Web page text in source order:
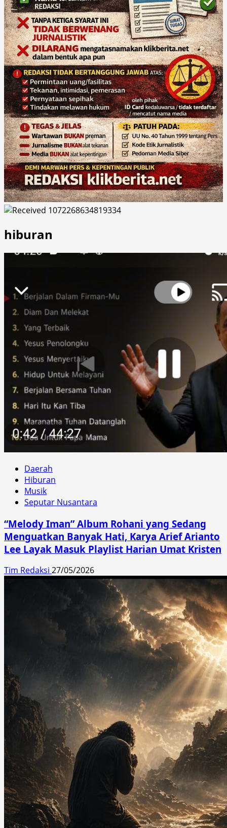
hiburan
Daerah
Hiburan
Musik
Seputar Nusantara
“Melody Iman” Album Rohani yang Sedang
Menguatkan Banyak Hati, Karya Arief Arianto
Lee Layak Masuk Playlist Harian Umat Kristen
Tim Redaksi 27/05/2026